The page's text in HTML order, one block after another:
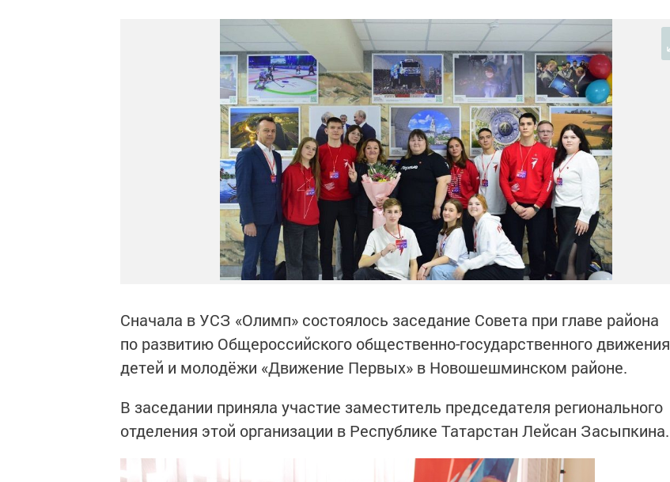
Сначала в УСЗ «Олимп» состоялось заседание Совета при главе района
по развитию Общероссийского общественно-государственного движения
детей и молодёжи «Движение Первых» в Новошешминском районе.
В заседании приняла участие заместитель председателя регионального
отделения этой организации в Республике Татарстан Лейсан Засыпкина.